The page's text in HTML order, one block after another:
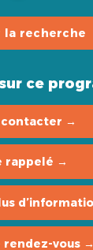
la recherche
ce
contacter →
rappelé →
rendez-vous →